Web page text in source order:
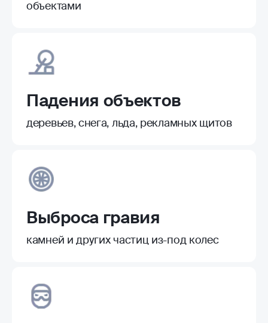
объектами
Падения объектов
деревьев, снега, льда, рекламных щитов
Выброса гравия
камней и других частиц из-под колес